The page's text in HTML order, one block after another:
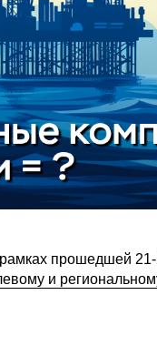
прошедшей 21-
и